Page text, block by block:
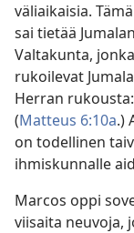
väliaikaisia.
sai tietää
Valtakunta,
rukoilevat
Herran
(Matteus 6:10a.)
on todellinen
ihmiskunnalle
Marcos oppi
viisaita neuvoja,